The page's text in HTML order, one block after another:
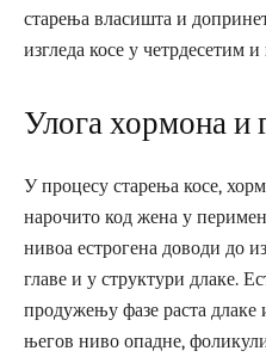
старења власишта и
изгледа косе у четрдесетим
Улога хормона и
У процесу старења косе,
нарочито код жена у
нивоа естрогена доводи до
главе и у структури длаке.
продужењу фазе раста длаке
његов ниво опадне,